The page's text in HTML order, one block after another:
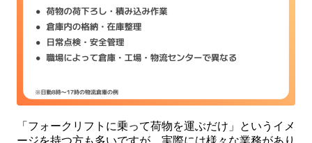
「フォークリフトに乗って荷物を運ぶだけ」というイメ
ージを持つ方も多いですが、実際には様々な業務があり